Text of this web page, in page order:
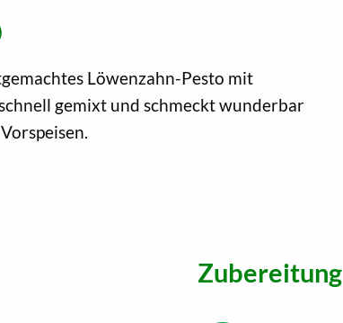
Löwenzahn-Pesto mit
gemixt und schmeckt wunderbar
Zubereitung